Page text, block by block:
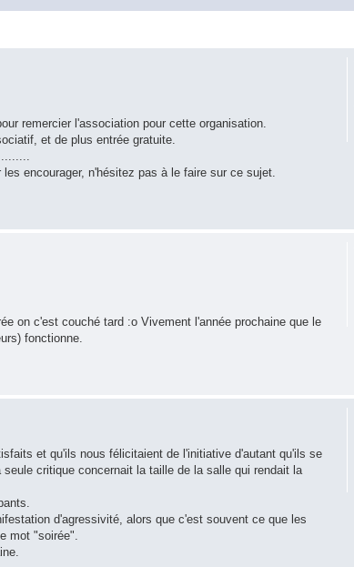
remercier l'association pour cette organisation.
et de plus entrée gratuite.
encourager, n'hésitez pas à le faire sur ce sujet.
on c'est couché tard :o Vivement l'année prochaine que le
fonctionne.
et qu'ils nous félicitaient de l'initiative d'autant qu'ils se
critique concernait la taille de la salle qui rendait la
d'agressivité, alors que c'est souvent ce que les
mot "soirée".